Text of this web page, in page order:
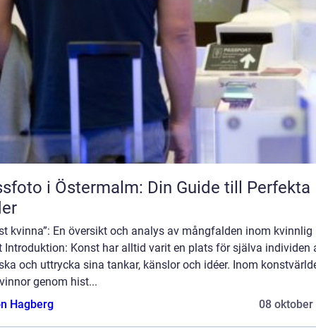
i Östermalm: Din Guide till Perfekta
kvinna”: En översikt och analys av mångfalden inom kvinnlig
Introduktion: Konst har alltid varit en plats för själva individen
och uttrycka sina tankar, känslor och idéer. Inom
genom hist...
Hagberg
08 oktober